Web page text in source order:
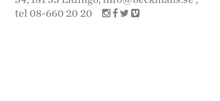
tel 08-660 20 20